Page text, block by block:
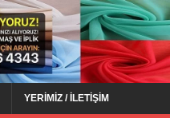
YERIMIZ / İLETIŞIM